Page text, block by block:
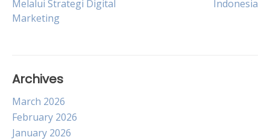
navigation
Melalui Strategi Digital
Marketing
Indonesia
Archives
March 2026
February 2026
January 2026